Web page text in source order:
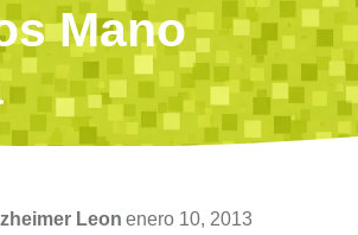
Mano
Leon enero 10, 2013